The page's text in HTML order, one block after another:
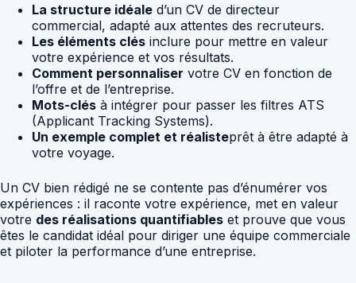
La structure idéale d’un CV de directeur
commercial, adapté aux attentes des recruteurs.
Les éléments clés inclure pour mettre en valeur
votre expérience et vos résultats.
Comment personnaliser votre CV en fonction de
l’offre et de l’entreprise.
Mots-clés à intégrer pour passer les filtres ATS
(Applicant Tracking Systems).
Un exemple complet et réalisteprêt à être adapté à
votre voyage.
Un CV bien rédigé ne se contente pas d’énumérer vos
expériences : il raconte votre expérience, met en valeur
votre des réalisations quantifiables et prouve que vous
êtes le candidat idéal pour diriger une équipe commerciale
et piloter la performance d’une entreprise.